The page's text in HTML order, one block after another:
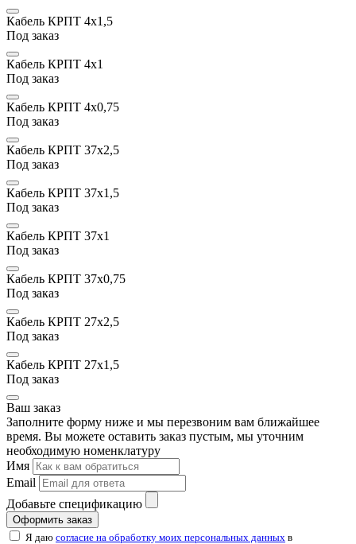
Кабель КРПТ 4х1,5
Под заказ
Кабель КРПТ 4х1
Под заказ
Кабель КРПТ 4x0,75
Под заказ
Кабель КРПТ 37х2,5
Под заказ
Кабель КРПТ 37х1,5
Под заказ
Кабель КРПТ 37х1
Под заказ
Кабель КРПТ 37x0,75
Под заказ
Кабель КРПТ 27х2,5
Под заказ
Кабель КРПТ 27х1,5
Под заказ
Ваш заказ
Заполните форму ниже и мы перезвоним вам ближайшее
время. Вы можете оставить заказ пустым, мы уточним
необходимую номенклатуру
Имя
Email
Добавьте спецификацию
Оформить заказ
Я даю согласие на обработку моих персональных данных в